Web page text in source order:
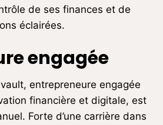
de ses finances et de
éclairées.
engagée
entrepreneure engagée
financière et digitale, est
Forte d’une carrière dans